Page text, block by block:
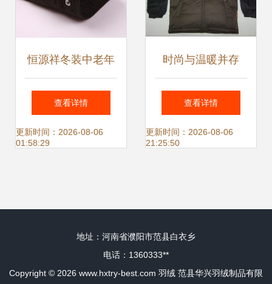
恒源祥冬装中老年
羽绒服短款毛领设
计评测 温暖与体面
查看详情
更新时间：2026-08-06
01:58:29
时尚与温暖并存
Nikko日高NJB
3130004男装羽绒
查看详情
更新时间：2026-08-06
21:25:50
地址：河南省濮阳市范县白衣乡
电话：1360333**
Copyright © 2026 www.hxtry-best.com 羽绒 范县华兴羽绒制品有限